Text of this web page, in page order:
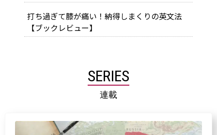
打ち過ぎて膝が痛い！納得しまくりの英文法
【ブックレビュー】
SERIES
連載